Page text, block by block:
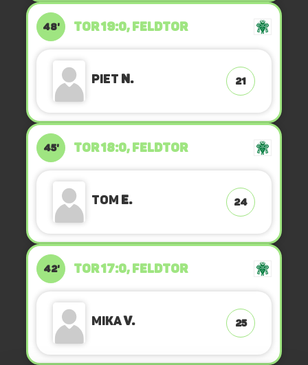
48' TOR 19:0, FELDTOR
Piet N. 21
45' TOR 18:0, FELDTOR
Tom E. 24
42' TOR 17:0, FELDTOR
MikaV. 25